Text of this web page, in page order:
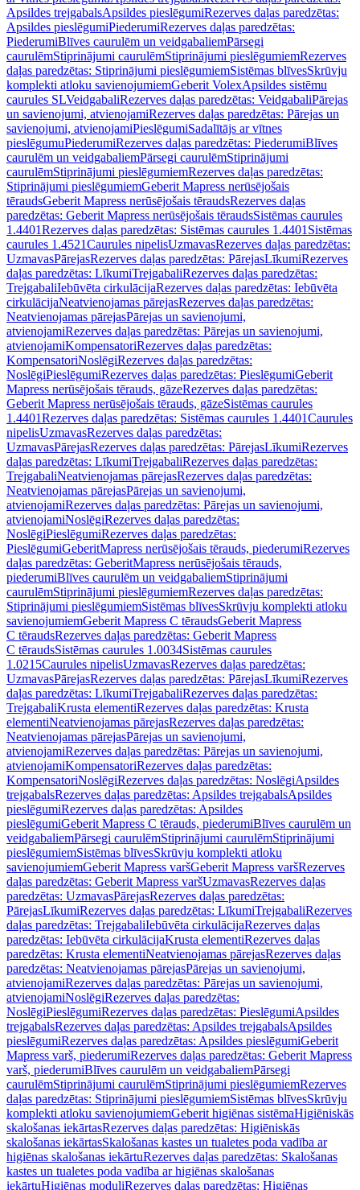
Apsildes trejgabalsApsildes pieslēgumiRezerves daļas paredzētas:
Apsildes pieslēgumiPiederumiRezerves daļas paredzētas:
PiederumiBlīves caurulēm un veidgabaliemPārsegi
caurulēmStiprinājumi caurulēmStiprinājumi pieslēgumiemRezerves
daļas paredzētas: Stiprinājumi pieslēgumiemSistēmas blīvesSkrūvju
komplekti atloku savienojumiemGeberit VolexApsildes sistēmu
caurules SLVeidgabaliRezerves daļas paredzētas: VeidgabaliPārejas
un savienojumi, atvienojamiRezerves daļas paredzētas: Pārejas un
savienojumi, atvienojamiPieslēgumiSadalītājs ar vītnes
pieslēgumuPiederumiRezerves daļas paredzētas: PiederumiBlīves
caurulēm un veidgabaliemPārsegi caurulēmStiprinājumi
caurulēmStiprinājumi pieslēgumiemRezerves daļas paredzētas:
Stiprinājumi pieslēgumiemGeberit Mapress nerūsējošais
tēraudsGeberit Mapress nerūsējošais tēraudsRezerves daļas
paredzētas: Geberit Mapress nerūsējošais tēraudsSistēmas caurules
1.4401Rezerves daļas paredzētas: Sistēmas caurules 1.4401 Sistēmas
caurules 1.4521Caurules nipelisUzmavasRezerves daļas paredzētas:
UzmavasPārejasRezerves daļas paredzētas: PārejasLīkumiRezerves
daļas paredzētas: LīkumiTrejgabaliRezerves daļas paredzētas:
TrejgabaliIebūvēta cirkulācijaRezerves daļas paredzētas: Iebūvēta
cirkulācijaNeatvienojamas pārejasRezerves daļas paredzētas:
Neatvienojamas pārejasPārejas un savienojumi,
atvienojamiRezerves daļas paredzētas: Pārejas un savienojumi,
atvienojamiKompensatoriRezerves daļas paredzētas:
KompensatoriNoslēgiRezerves daļas paredzētas:
NoslēgiPieslēgumiRezerves daļas paredzētas: PieslēgumiGeberit
Mapress nerūsējošais tērauds, gāzeRezerves daļas paredzētas:
Geberit Mapress nerūsējošais tērauds, gāzeSistēmas caurules
1.4401Rezerves daļas paredzētas: Sistēmas caurules 1.4401Caurules
nipelisUzmavasRezerves daļas paredzētas:
UzmavasPārejasRezerves daļas paredzētas: PārejasLīkumiRezerves
daļas paredzētas: LīkumiTrejgabaliRezerves daļas paredzētas:
TrejgabaliNeatvienojamas pārejasRezerves daļas paredzētas:
Neatvienojamas pārejasPārejas un savienojumi,
atvienojamiRezerves daļas paredzētas: Pārejas un savienojumi,
atvienojamiNoslēgiRezerves daļas paredzētas:
NoslēgiPieslēgumiRezerves daļas paredzētas:
PieslēgumiGeberitMapress nerūsējošais tērauds, piederumiRezerves
daļas paredzētas: GeberitMapress nerūsējošais tērauds,
piederumiBlīves caurulēm un veidgabaliemStiprinājumi
caurulēmStiprinājumi pieslēgumiemRezerves daļas paredzētas:
Stiprinājumi pieslēgumiemSistēmas blīvesSkrūvju komplekti atloku
savienojumiemGeberit Mapress C tēraudsGeberit Mapress
C tēraudsRezerves daļas paredzētas: Geberit Mapress
C tēraudsSistēmas caurules 1.0034Sistēmas caurules
1.0215Caurules nipelisUzmavasRezerves daļas paredzētas:
UzmavasPārejasRezerves daļas paredzētas: PārejasLīkumiRezerves
daļas paredzētas: LīkumiTrejgabaliRezerves daļas paredzētas:
TrejgabaliKrusta elementiRezerves daļas paredzētas: Krusta
elementiNeatvienojamas pārejasRezerves daļas paredzētas:
Neatvienojamas pārejasPārejas un savienojumi,
atvienojamiRezerves daļas paredzētas: Pārejas un savienojumi,
atvienojamiKompensatoriRezerves daļas paredzētas:
KompensatoriNoslēgiRezerves daļas paredzētas: NoslēgiApsildes
trejgabalsRezerves daļas paredzētas: Apsildes trejgabalsApsildes
pieslēgumiRezerves daļas paredzētas: Apsildes
pieslēgumiGeberit Mapress C tērauds, piederumiBlīves caurulēm un
veidgabaliemPārsegi caurulēmStiprinājumi caurulēmStiprinājumi
pieslēgumiemSistēmas blīvesSkrūvju komplekti atloku
savienojumiemGeberit Mapress varšGeberit Mapress varšRezerves
daļas paredzētas: Geberit Mapress varšUzmavasRezerves daļas
paredzētas: UzmavasPārejasRezerves daļas paredzētas:
PārejasLīkumiRezerves daļas paredzētas: LīkumiTrejgabaliRezerves
daļas paredzētas: TrejgabaliIebūvēta cirkulācijaRezerves daļas
paredzētas: Iebūvēta cirkulācijaKrusta elementiRezerves daļas
paredzētas: Krusta elementiNeatvienojamas pārejasRezerves daļas
paredzētas: Neatvienojamas pārejasPārejas un savienojumi,
atvienojamiRezerves daļas paredzētas: Pārejas un savienojumi,
atvienojamiNoslēgiRezerves daļas paredzētas:
NoslēgiPieslēgumiRezerves daļas paredzētas: PieslēgumiApsildes
trejgabalsRezerves daļas paredzētas: Apsildes trejgabalsApsildes
pieslēgumiRezerves daļas paredzētas: Apsildes pieslēgumiGeberit
Mapress varš, piederumiRezerves daļas paredzētas: Geberit Mapress
varš, piederumiBlīves caurulēm un veidgabaliemPārsegi
caurulēmStiprinājumi caurulēmStiprinājumi pieslēgumiemRezerves
daļas paredzētas: Stiprinājumi pieslēgumiemSistēmas blīvesSkrūvju
komplekti atloku savienojumiemGeberit higiēnas sistēmaHigiēniskās
skalošanas iekārtasRezerves daļas paredzētas: Higiēniskās
skalošanas iekārtasSkalošanas kastes un tualetes poda vadība ar
higiēnas skalošanas iekārtuRezerves daļas paredzētas: Skalošanas
kastes un tualetes poda vadība ar higiēnas skalošanas
iekārtuHigiēnas moduļiRezerves daļas paredzētas: Higiēnas